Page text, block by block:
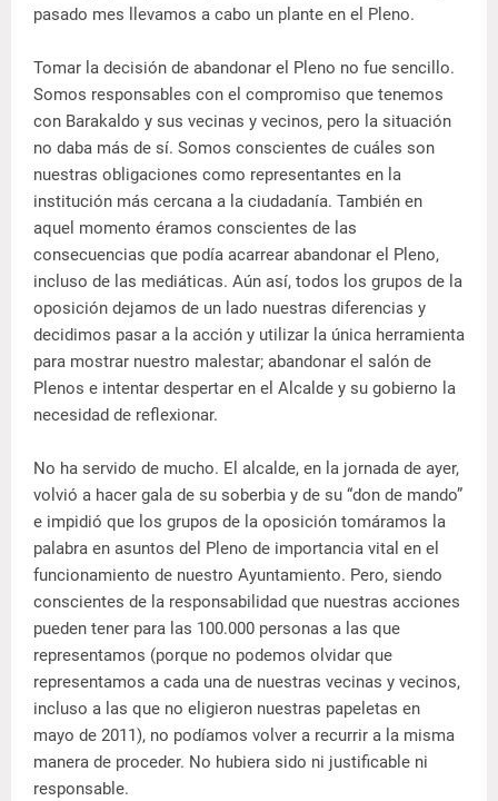
pasado mes llevamos a cabo un plante en el Pleno.
Tomar la decisión de abandonar el Pleno no fue sencillo.
Somos responsables con el compromiso que tenemos
con Barakaldo y sus vecinas y vecinos, pero la situación
no daba más de sí. Somos conscientes de cuáles son
nuestras obligaciones como representantes en la
institución más cercana a la ciudadanía. También en
aquel momento éramos conscientes de las
consecuencias que podía acarrear abandonar el Pleno,
incluso de las mediáticas. Aún así, todos los grupos de la
oposición dejamos de un lado nuestras diferencias y
decidimos pasar a la acción y utilizar la única herramienta
para mostrar nuestro malestar; abandonar el salón de
Plenos e intentar despertar en el Alcalde y su gobierno la
necesidad de reflexionar.
No ha servido de mucho. El alcalde, en la jornada de ayer,
volvió a hacer gala de su soberbia y de su “don de mando”
e impidió que los grupos de la oposición tomáramos la
palabra en asuntos del Pleno de importancia vital en el
funcionamiento de nuestro Ayuntamiento. Pero, siendo
conscientes de la responsabilidad que nuestras acciones
pueden tener para las 100.000 personas a las que
representamos (porque no podemos olvidar que
representamos a cada una de nuestras vecinas y vecinos,
incluso a las que no eligieron nuestras papeletas en
mayo de 2011), no podíamos volver a recurrir a la misma
manera de proceder. No hubiera sido ni justificable ni
responsable.